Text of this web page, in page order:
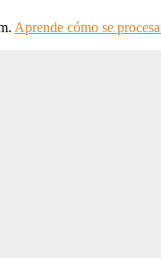
Aprende cómo se